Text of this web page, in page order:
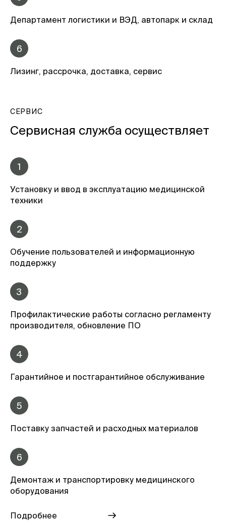
Департамент логистики и ВЭД, автопарк и склад
6
Лизинг, рассрочка, доставка, сервис
СЕРВИС
Сервисная служба осуществляет
1
Установку и ввод в эксплуатацию медицинской
техники
2
Обучение пользователей и информационную
поддержку
3
Профилактические работы согласно регламенту
производителя, обновление ПО
4
Гарантийное и постгарантийное обслуживание
5
Поставку запчастей и расходных материалов
6
Демонтаж и транспортировку медицинского
оборудования
Подробнее